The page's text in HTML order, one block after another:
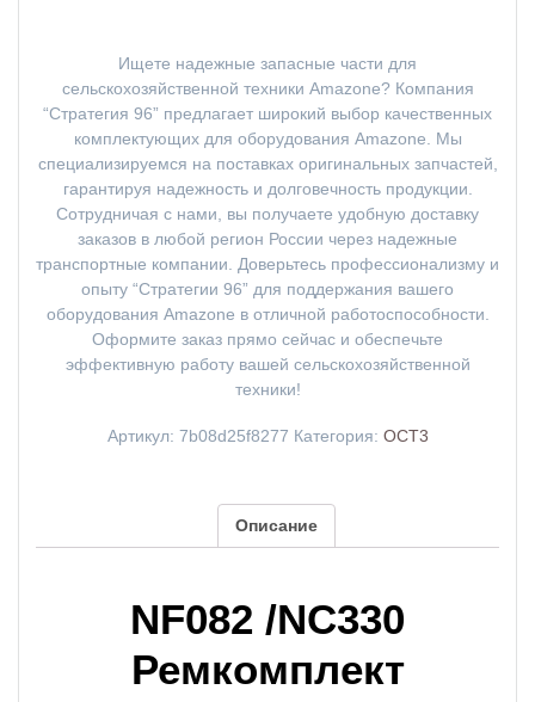
Ищете надежные запасные части для
сельскохозяйственной техники Amazone? Компания
“Стратегия 96” предлагает широкий выбор качественных
комплектующих для оборудования Amazone. Мы
специализируемся на поставках оригинальных запчастей,
гарантируя надежность и долговечность продукции.
Сотрудничая с нами, вы получаете удобную доставку
заказов в любой регион России через надежные
транспортные компании. Доверьтесь профессионализму и
опыту “Стратегии 96” для поддержания вашего
оборудования Amazone в отличной работоспособности.
Оформите заказ прямо сейчас и обеспечьте
эффективную работу вашей сельскохозяйственной
техники!
Артикул: 7b08d25f8277 Категория: ОСТ3
Описание
NF082 /NC330
Ремкомплект